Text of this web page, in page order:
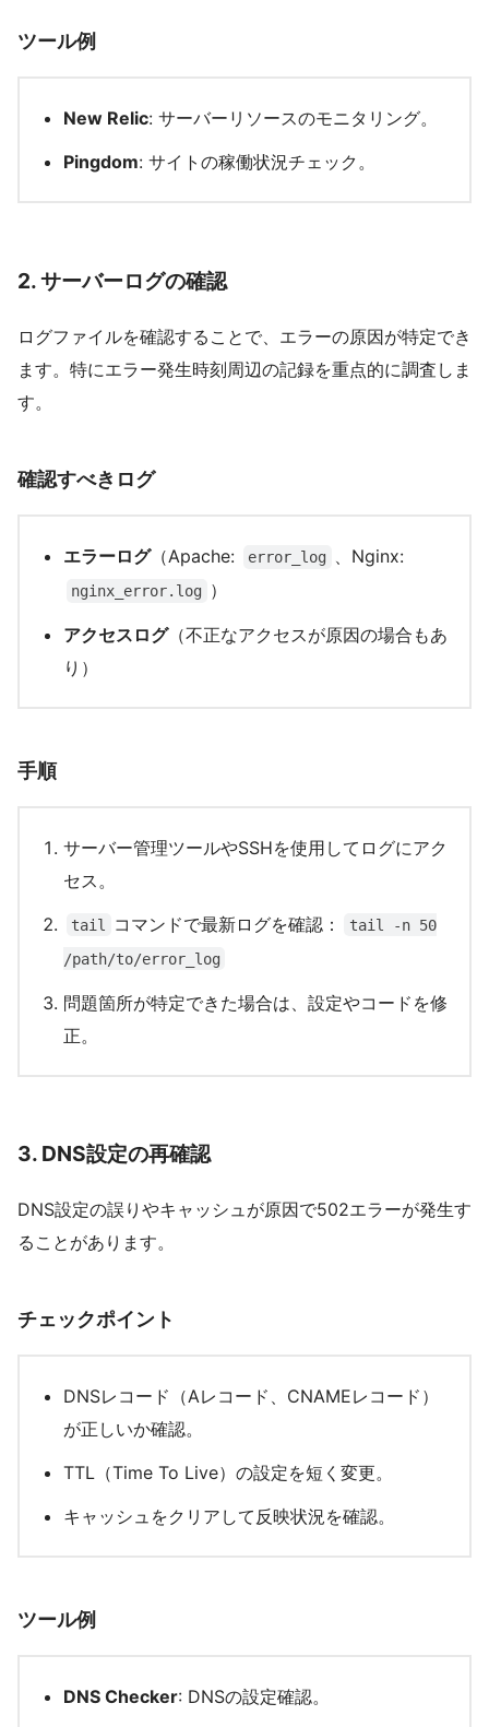
ツール例
New Relic: サーバーリソースのモニタリング。
Pingdom: サイトの稼働状況チェック。
2.サーバーログの確認
ログファイルを確認することで、エラーの原因が特定でき
ます。特にエラー発生時刻周辺の記録を重点的に調査しま
す。
確認すべきログ
エラーログ（Apache: error_log 、Nginx:
nginx_error.log ）
アクセスログ（不正なアクセスが原因の場合もあ
り）
手順
サーバー管理ツールやSSHを使用してログにアク
セス。
tail コマンドで最新ログを確認：
tail -n 50
/path/to/error_log
問題箇所が特定できた場合は、設定やコードを修
正。
3. DNS設定の再確認
DNS設定の誤りやキャッシュが原因で502エラーが発生す
ることがあります。
チェックポイント
DNSレコード（Aレコード、CNAMEレコード）
が正しいか確認。
TTL（Time To Live）の設定を短く変更。
キャッシュをクリアして反映状況を確認。
ツール例
DNS Checker: DNSの設定確認。